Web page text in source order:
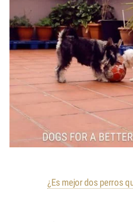
¿Es mejor dos perros